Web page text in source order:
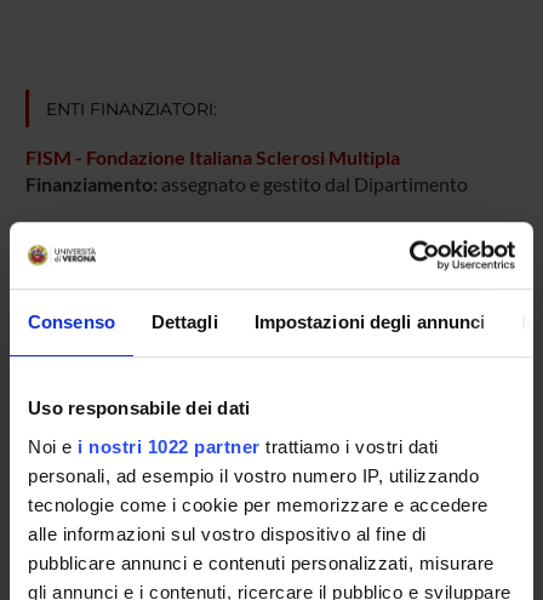
Consenso Dettagli Impostazioni degli annunci
Uso responsabile dei dati
Noi e i nostri 1022 partner trattiamo i vostri dati
personali, ad esempio il vostro numero IP, utilizzando
tecnologie come i cookie per memorizzare e accedere
alle informazioni sul vostro dispositivo al fine di
pubblicare annunci e contenuti personalizzati, misurare
gli annunci e i contenuti, ricercare il pubblico e sviluppare
ENTI FINANZIATORI:
FISM - Fondazione Italiana Sclerosi Multipla
Finanziamento: assegnato e gestito dal Dipartimento
PARTECIPANTI AL PROGETTO
Professore ordinario
AREE DI RICERCA COINVOLTE DAL PROGETTO
Anatomy & Morphology